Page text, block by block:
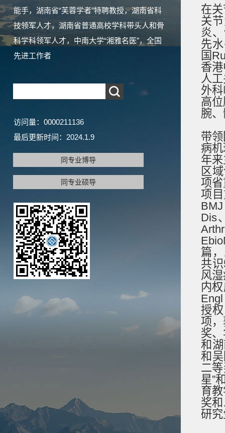
能手，湖南省“芙蓉学者”特聘教授，湖南省科
技领军人才，湖南省普通高校学科带头人和骨
科学科领军人才，中南大学“湘雅名医”，全国
先进工作者
访问量： 0000211136
最后更新时间： 2024.1.9
同专业博导
同专业硕导
在
关
炎
先
国
香
人
外
高
腕
带
病
年
区
项
项
Dis
篇
共
风
内
授权
项
奖
和
和
二
星”
育
奖
研